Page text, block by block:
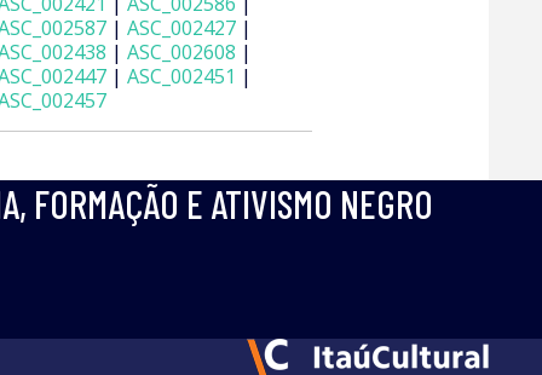
| ASC_002427 |
| ASC_002608 |
| ASC_002451 |
FORMAÇÃO E ATIVISMO NEGRO